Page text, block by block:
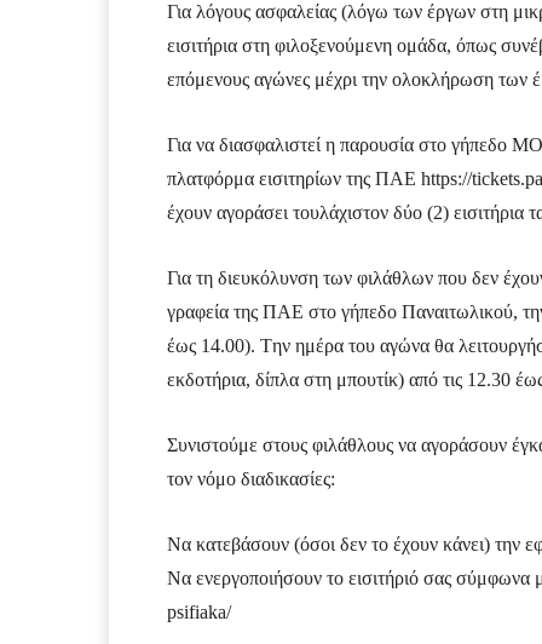
Για λόγους ασφαλείας (λόγω των έργων στη
εισιτήρια στη φιλοξενούμενη ομάδα, όπως
επόμενους αγώνες μέχρι την ολοκλήρωση των
Για να διασφαλιστεί η παρουσία στο γήπεδο
πλατφόρμα εισιτηρίων της ΠΑΕ https://
έχουν αγοράσει τουλάχιστον δύο (2) εισιτήρια
Για τη διευκόλυνση των φιλάθλων που δεν
γραφεία της ΠΑΕ στο γήπεδο Παναιτωλικού,
έως 14.00). Tην ημέρα του αγώνα θα
εκδοτήρια, δίπλα στη μπουτίκ) από τις 12.30
Συνιστούμε στους φιλάθλους να αγοράσουν
τον νόμο διαδικασίες:
Να κατεβάσουν (όσοι δεν το έχουν κάνει) την
Να ενεργοποιήσουν το εισιτήριό σας σύμφωνα
psifiaka/